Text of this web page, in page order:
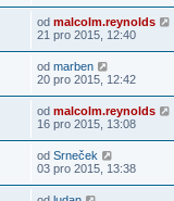
od malcolm.reynolds
21 pro 2015, 12:40
od marben
20 pro 2015, 12:42
od malcolm.reynolds
16 pro 2015, 13:08
od Srneček
03 pro 2015, 13:38